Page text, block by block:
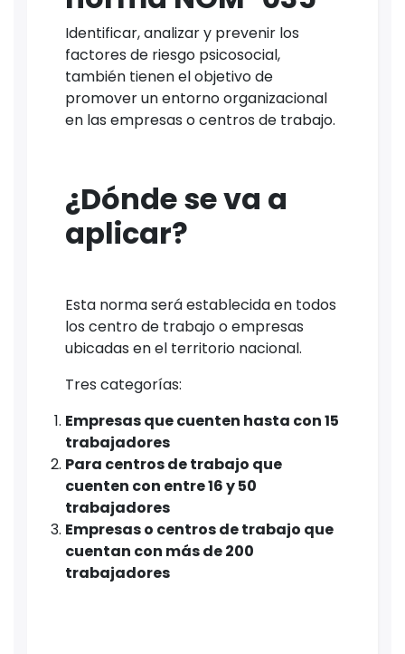
Identificar, analizar y prevenir los
factores de riesgo psicosocial,
también tienen el objetivo de
promover un entorno organizacional
en las empresas o centros de trabajo.
¿Dónde se va a
aplicar?
Esta norma será establecida en todos
los centro de trabajo o empresas
ubicadas en el territorio nacional.
Tres categorías:
Empresas que cuenten hasta con 15
trabajadores
Para centros de trabajo que
cuenten con entre 16 y 50
trabajadores
Empresas o centros de trabajo que
cuentan con más de 200
trabajadores